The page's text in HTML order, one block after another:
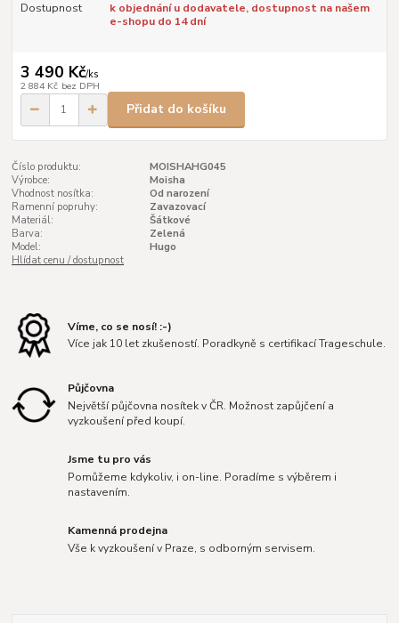
Dostupnost
k objednání u dodavatele, dostupnost na našem
e-shopu do 14 dní
3 490 Kč/ks
2 884 Kč bez DPH
Přidat do košíku
Číslo produktu:
MOISHAHG045
Výrobce:
Moisha
Vhodnost nosítka:
Od narození
Ramenní popruhy:
Zavazovací
Materiál:
Šátkové
Barva:
Zelená
Model:
Hugo
Hlídat cenu / dostupnost
Víme, co se nosí! :-)
Více jak 10 let zkušeností. Poradkyně s certifikací Trageschule.
Půjčovna
Největší půjčovna nosítek v ČR. Možnost zapůjčení a
vyzkoušení před koupí.
Jsme tu pro vás
Pomůžeme kdykoliv, i on-line. Poradíme s výběrem i
nastavením.
Kamenná prodejna
Vše k vyzkoušení v Praze, s odborným servisem.